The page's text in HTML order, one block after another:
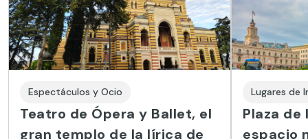
Espectáculos y Ocio
Teatro de Ópera y Ballet, el
gran templo de la lírica de
Lugares de
Plaza de
espacio